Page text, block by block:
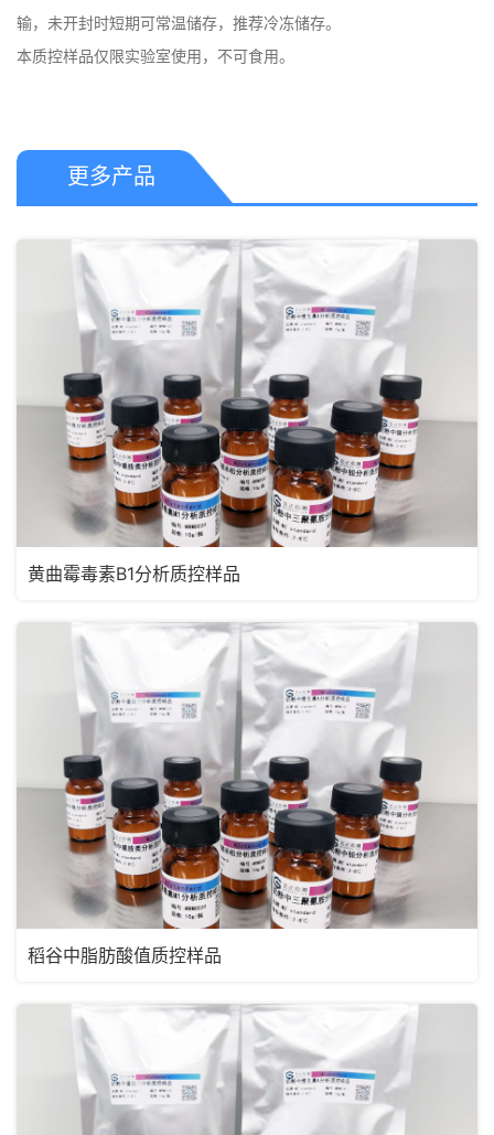
输，未开封时短期可常温储存，推荐冷冻储存。
本质控样品仅限实验室使用，不可食用。
更多产品
黄曲霉毒素B1分析质控样品
稻谷中脂肪酸值质控样品